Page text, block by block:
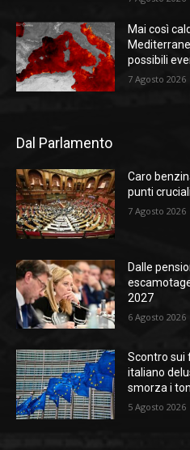
Mai così
possibili
7 Agosto 2026
Dal Parlamento
Caro
punti
7 Agosto 2026
Dalle
2027
6 Agosto 2026
Scontro sui
italiano
smorza i
5 Agosto 2026